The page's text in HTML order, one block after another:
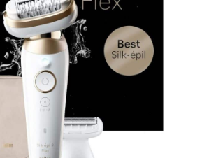
réduire les déchets et de
minimiser le nombre
d'adaptateurs USB que
nous mettons sur le
marché.
électrique 100 % étanche
pour hommes conçu pour
durer plus longtemps : 1
heure de charge complète
pour 50 minutes
d’autonomie, charge
rapide de 5 minutes qui
fournit suffisamment de
batterie pour 1 rasage
complet et durée de vie
des lames auto-affûtées
de 2 ans pour que vous
puissiez profiter d’une
fiabilité ultime tous les
jours